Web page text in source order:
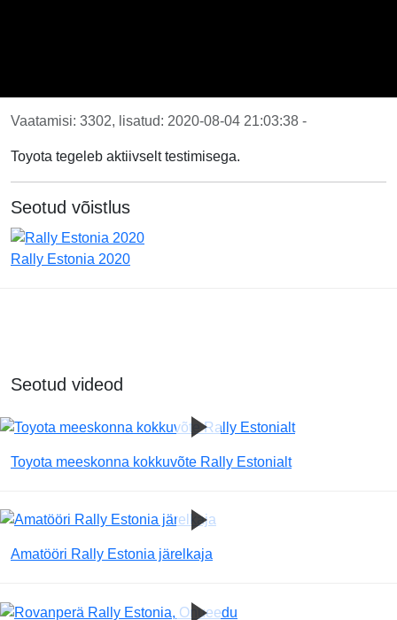
Vaatamisi: 3302, lisatud: 2020-08-04 21:03:38 -
Toyota tegeleb aktiivselt testimisega.
Seotud võistlus
Rally Estonia 2020
Seotud videod
Toyota meeskonna kokkuvõte Rally Estonialt
Amatööri Rally Estonia järelkaja